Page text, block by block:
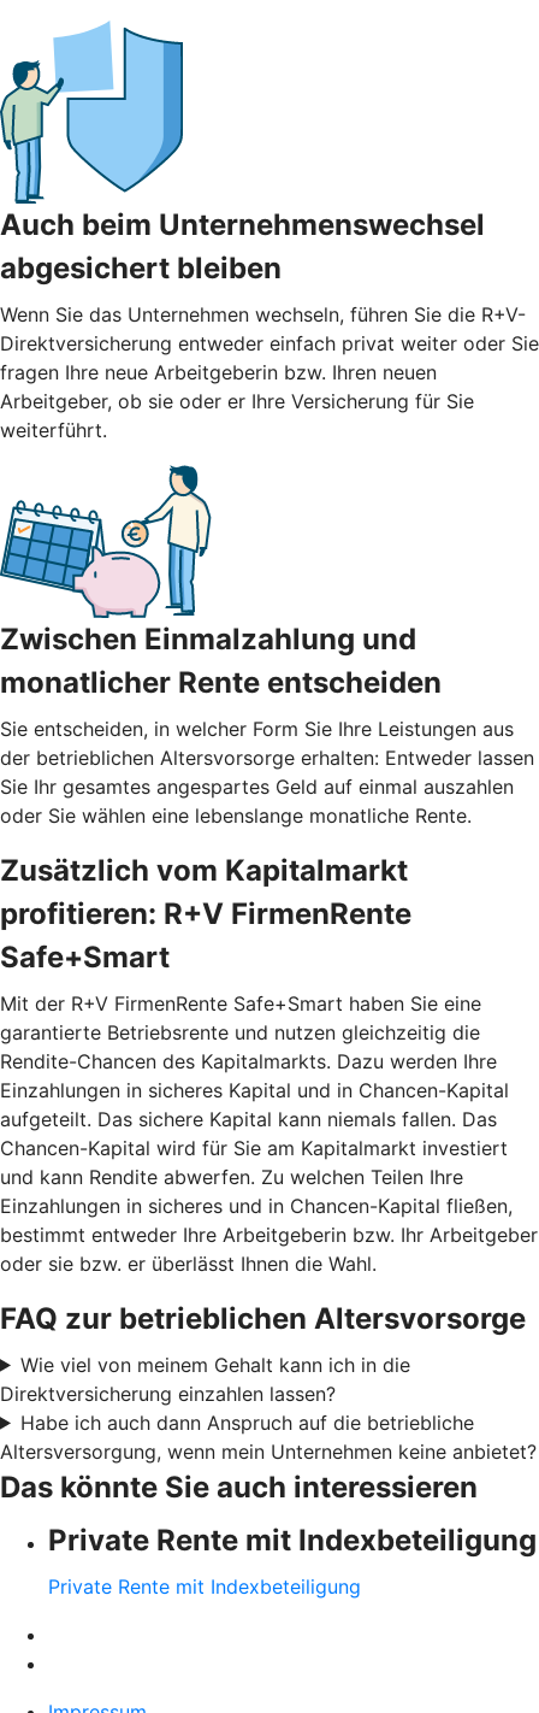
Auch beim Unternehmenswechsel
abgesichert bleiben
Wenn Sie das Unternehmen wechseln, führen Sie die R+V-
Direktversicherung entweder einfach privat weiter oder Sie
fragen Ihre neue Arbeitgeberin bzw. Ihren neuen
Arbeitgeber, ob sie oder er Ihre Versicherung für Sie
weiterführt.
Zwischen Einmalzahlung und
monatlicher Rente entscheiden
Sie entscheiden, in welcher Form Sie Ihre Leistungen aus
der betrieblichen Altersvorsorge erhalten: Entweder lassen
Sie Ihr gesamtes angespartes Geld auf einmal auszahlen
oder Sie wählen eine lebenslange monatliche Rente.
Zusätzlich vom Kapitalmarkt
profitieren: R+V FirmenRente
Safe+Smart
Mit der R+V FirmenRente Safe+Smart haben Sie eine
garantierte Betriebsrente und nutzen gleichzeitig die
Rendite-Chancen des Kapitalmarkts. Dazu werden Ihre
Einzahlungen in sicheres Kapital und in Chancen-Kapital
aufgeteilt. Das sichere Kapital kann niemals fallen. Das
Chancen-Kapital wird für Sie am Kapitalmarkt investiert
und kann Rendite abwerfen. Zu welchen Teilen Ihre
Einzahlungen in sicheres und in Chancen-Kapital fließen,
bestimmt entweder Ihre Arbeitgeberin bzw. Ihr Arbeitgeber
oder sie bzw. er überlässt Ihnen die Wahl.
FAQ zur betrieblichen Altersvorsorge
Wie viel von meinem Gehalt kann ich in die
Direktversicherung einzahlen lassen?
Habe ich auch dann Anspruch auf die betriebliche
Altersversorgung, wenn mein Unternehmen keine anbietet?
Das könnte Sie auch interessieren
Private Rente mit Indexbeteiligung
Private Rente mit Indexbeteiligung